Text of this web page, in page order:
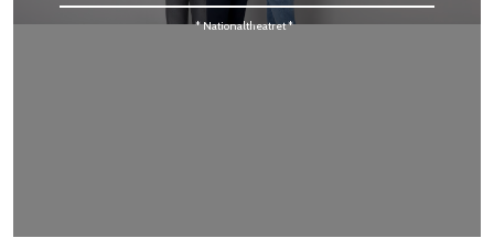
* Nationaltheatret *